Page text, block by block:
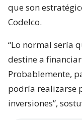
que son
Codelco.
“Lo normal sería
destine a
Probablemente,
podría realizarse
inversiones”,